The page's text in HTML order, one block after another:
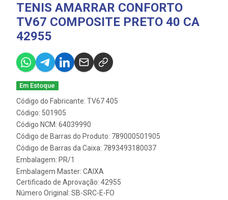
TENIS AMARRAR CONFORTO
TV67 COMPOSITE PRETO 40 CA
42955
Em Estoque
Código do Fabricante: TV67 405
Código: 501905
Código NCM: 64039990
Código de Barras do Produto: 789000501905
Código de Barras da Caixa: 7893493180037
Embalagem: PR/1
Embalagem Master: CAIXA
Certificado de Aprovação: 42955
Número Original: SB-SRC-E-FO